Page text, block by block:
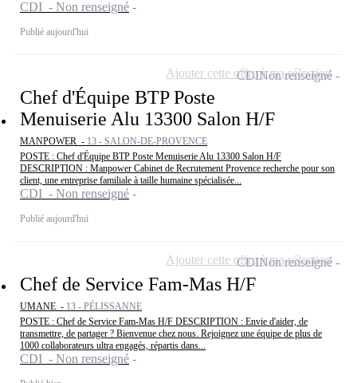
CDI - Non renseigné
Publié aujourd'hui
Chef d'Équipe BTP Poste
Menuiserie Alu 13300 Salon H/F
MANPOWER - 13 - SALON-DE-PROVENCE
POSTE : Chef d'Équipe BTP Poste Menuiserie Alu 13300 Salon H/F
DESCRIPTION : Manpower Cabinet de Recrutement Provence recherche pour son
client, une entreprise familiale à taille humaine spécialisée...
CDI - Non renseigné
Publié aujourd'hui
CDINon renseigné
Ajouter cette offre à ma sélection
Chef de Service Fam-Mas H/F
UMANE - 13 - PÉLISSANNE
POSTE : Chef de Service Fam-Mas H/F DESCRIPTION : Envie d'aider, de
transmettre, de partager ? Bienvenue chez nous. Rejoignez une équipe de plus de
1000 collaborateurs ultra engagés, répartis dans...
CDI - Non renseigné
CDINon renseigné
Ajouter cette offre à ma sélection